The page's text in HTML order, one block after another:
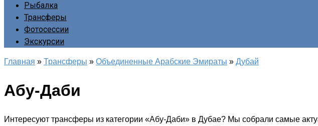
Рыбалка
Трансферы
Фотосессии
Экскурсии
Главная » Трансферы » Объединенные Арабские Эмираты » Дубай
Абу-Даби
Интересуют трансферы из категории «Абу-Даби» в Дубае? Мы собрали самые